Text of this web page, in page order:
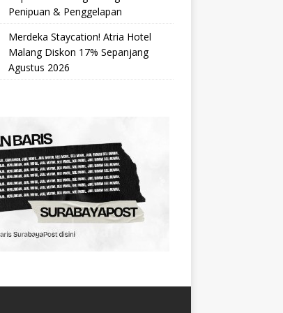
Penipuan & Penggelapan
Merdeka Staycation! Atria Hotel
Malang Diskon 17% Sepanjang
Agustus 2026